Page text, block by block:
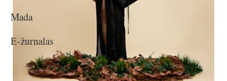
Mada
E-žurnalas